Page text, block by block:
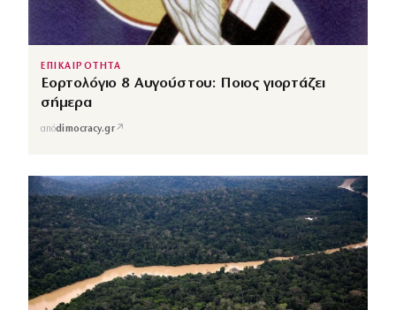
ΕΠΙΚΑΙΡΟΤΗΤΑ
Εορτολόγιο 8 Αυγούστου: Ποιος γιορτάζει
σήμερα
απόdimocracy.gr↗